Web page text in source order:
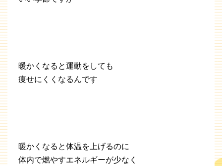
暖かくなると運動をしても
痩せにくくなるんです
暖かくなると体温を上げるのに
体内で燃やすエネルギーが少なく